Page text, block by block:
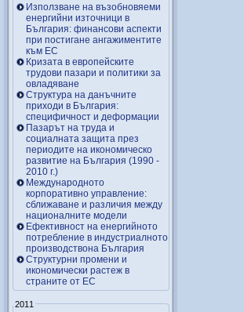
Използване на възобновяеми
енергийни източници в
България: финансови аспекти
при постигане ангажиментите
към ЕС
Кризата в европейските
трудови пазари и политики за
овладяване
Структура на данъчните
приходи в България:
специфичност и деформации
Пазарът на труда и
социалната защита през
периодите на икономическо
развитие на България (1990 -
2010 г.)
Международното
корпоративно управление:
сближаване и различия между
националните модели
Ефективност на енергийното
потребление в индустриалното
производствона България
Структурни промени и
икономически растеж в
страните от ЕС
2011